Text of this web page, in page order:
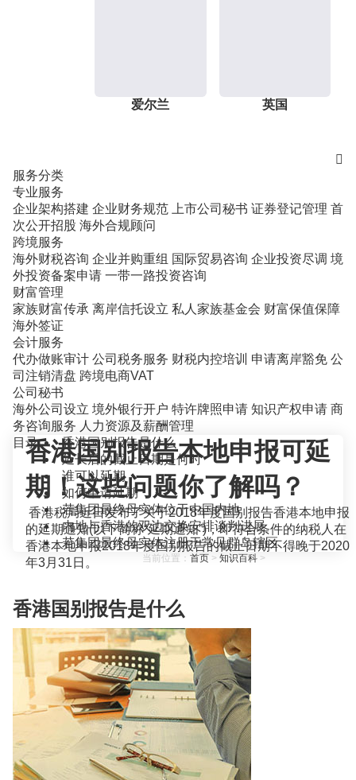
爱尔兰 英国

服务分类
专业服务
企业架构搭建 企业财务规范 上市公司秘书 证券登记管理 首
次公开招股 海外合规顾问
跨境服务
海外财税咨询 企业并购重组 国际贸易咨询 企业投资尽调 境
外投资备案申请 一带一路投资咨询
财富管理
家族财富传承 离岸信托设立 私人家族基金会 财富保值保障
海外签证
会计服务
代办做账审计 公司税务服务 财税内控培训 申请离岸豁免 公
司注销清盘 跨境电商VAT
公司秘书
海外公司设立 境外银行开户 特许牌照申请 知识产权申请 商
务咨询服务 人力资源及薪酬管理
当前位置： 首页> 知识百科>
香港国别报告本地申报可延
期！这些问题你了解吗？
香港税局近日发布了关于2018年度国别报告香港本地申报
的延期通知(以下简称“延期通知”)，即符合条件的纳税人在
香港本地申报2018年度国别报告的截止日期不得晚于2020
年3月31日。
目录
香港国别报告是什么
延长后的截止日期是何时
谁可以延期
如何申请延期
若集团最终母实体位于中国内地
内地与香港的双边交换安排谈判进展
若集团最终母实体注册于常见群岛辖区
香港国别报告是什么